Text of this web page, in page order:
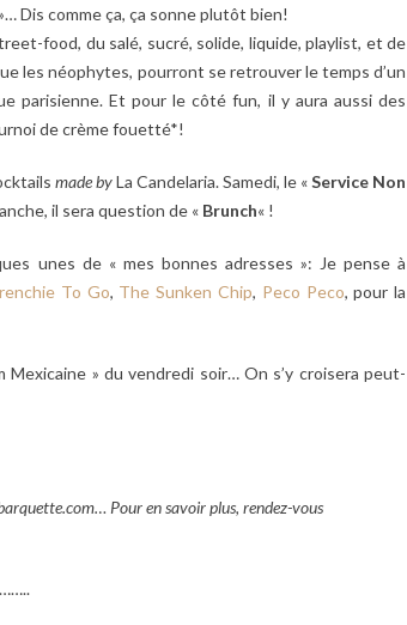
Dis comme ça, ça sonne plutôt bien!
food, du salé, sucré, solide, liquide, playlist, et de
lesnéophytes, pourront se retrouver le temps d’un
parisienne. Et pour le côté fun, il y aura aussi des
de crème fouetté*!
madebyLa Candelaria. Samedi, le «Service Non
il sera question de « Brunch« !
unes de « mes bonnes adresses »: Je pense à
To Go, The Sunken Chip, Peco Peco, pour la
» du vendredi soir… On s’y croisera peut-
Pour en savoir plus, rendez-vous